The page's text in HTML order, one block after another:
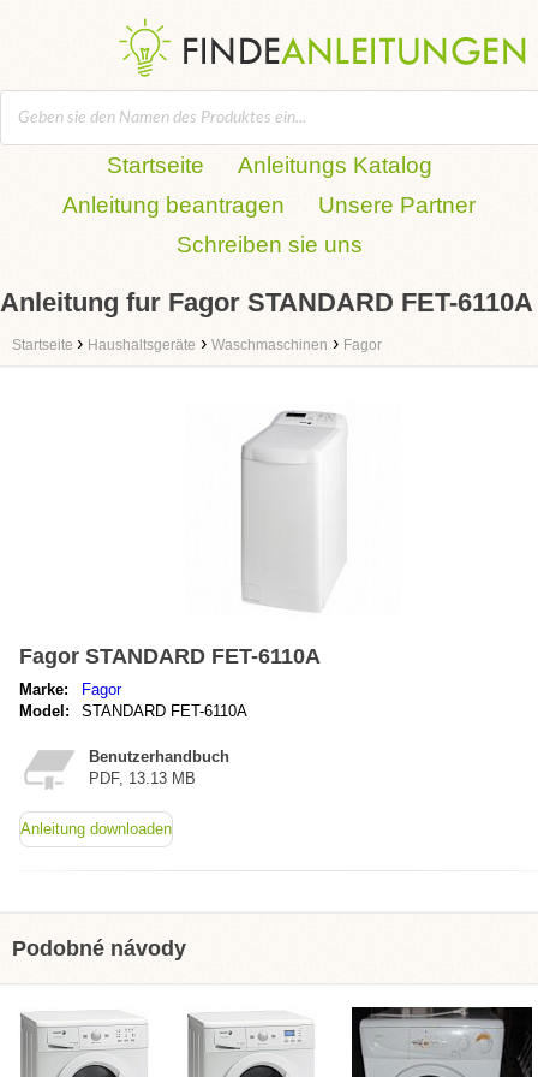
Startseite
Anleitungs Katalog
Anleitung beantragen
Unsere Partner
Schreiben sie uns
Anleitung fur Fagor STANDARD FET-6110A
Startseite › Haushaltsgeräte › Waschmaschinen › Fagor
Fagor STANDARD FET-6110A
Marke:
Fagor
Model:
STANDARD FET-6110A
Benutzerhandbuch
PDF, 13.13 MB
Anleitung downloaden
Podobné návody